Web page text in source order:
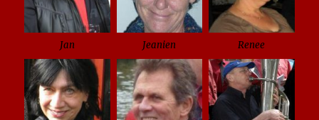
Jan Jeanien Renee